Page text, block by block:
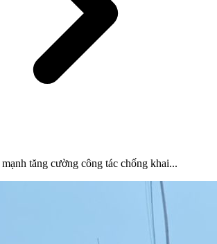
tăng cường công tác chống khai...